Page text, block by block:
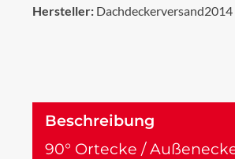
Hersteller: Dachdeckerversand2014
Beschreibung
90° Ortecke /